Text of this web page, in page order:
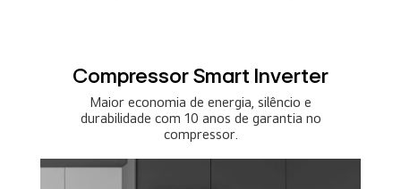
Compressor Smart Inverter
Maior economia de energia, silêncio e
durabilidade com 10 anos de garantia no
compressor.